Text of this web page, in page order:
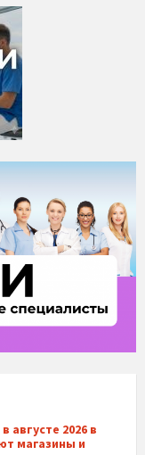
августе 2026 в
магазины и